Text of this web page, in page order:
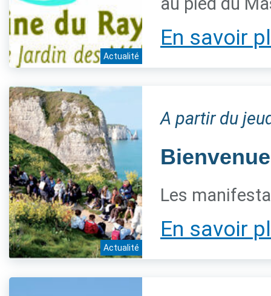
Actualité
En savoir
Actualité
A partir du
Les
En savoir